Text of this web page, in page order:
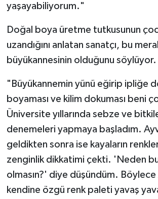
yaşayabiliyorum."
Doğal boya üretme tutkusunun
uzandığını anlatan sanatçı, bu
büyükannesinin olduğunu söylüyor.
"Büyükannemin yünü eğirip ipliğe
boyaması ve kilim dokuması beni
Üniversite yıllarında sebze ve
denemeleri yapmaya başladım.
geldikten sonra ise kayaların
zenginlik dikkatimi çekti. 'Neden
olmasın?' diye düşündüm. Böylece
kendine özgü renk paleti yavaş